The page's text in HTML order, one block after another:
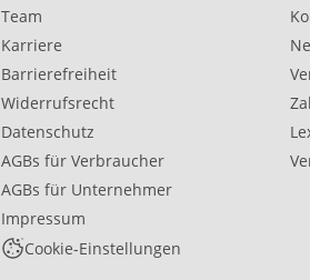
Team
Karriere
Barrierefreiheit
Widerrufsrecht
Datenschutz
AGBs für Verbraucher
AGBs für Unternehmer
Impressum
Cookie-Einstellungen